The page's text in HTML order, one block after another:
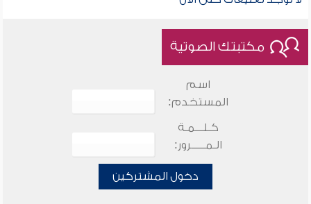
مكتبتك الصوتية
اسم
المستخدم:
كـلـــمـة
الـمـــــرور:
دخول المشتركين